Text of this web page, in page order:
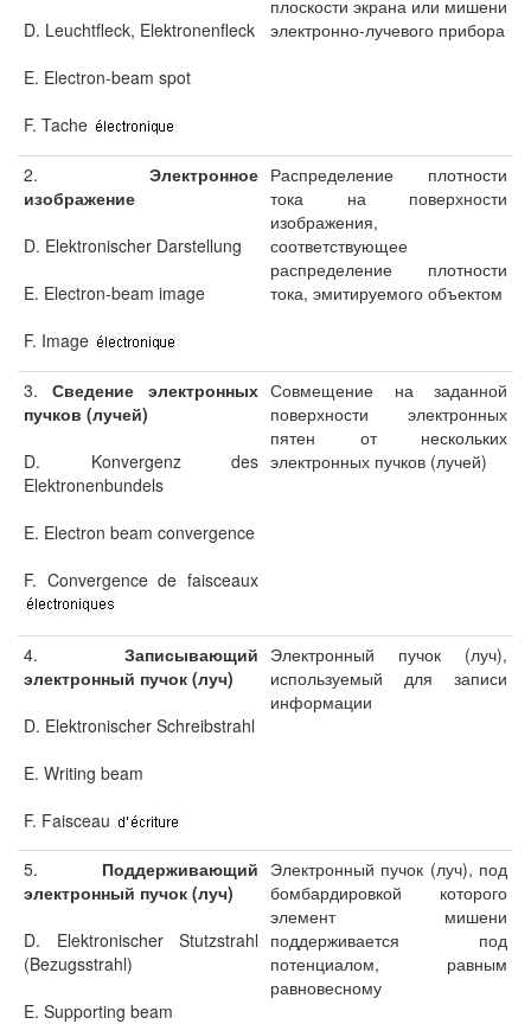
D. Leuchtfleck, Elektronenfleck
E. Electron-beam spot
F. Tache
плоскости экрана или мишени
электронно-лучевого прибора
2. Электронное
изображение
D. Elektronischer Darstellung
E. Electron-beam image
F. Image
Распределение плотности
тока на поверхности
изображения,
соответствующее
распределение плотности
тока, эмитируемого объектом
3. Сведение электронных
пучков (лучей)
D. Konvergenz des
Elektronenbundels
E. Electron beam convergence
F. Convergence de faisceaux
Совмещение на заданной
поверхности электронных
пятен от нескольких
электронных пучков (лучей)
4. Записывающий
электронный пучок (луч)
D. Elektronischer Schreibstrahl
E. Writing beam
F. Faisceau
Электронный пучок (луч),
используемый для записи
информации
5. Поддерживающий
электронный пучок (луч)
D. Elektronischer Stutzstrahl
(Bezugsstrahl)
E. Supporting beam
Электронный пучок (луч), под
бомбардировкой которого
элемент мишени
поддерживается под
потенциалом, равным
равновесному